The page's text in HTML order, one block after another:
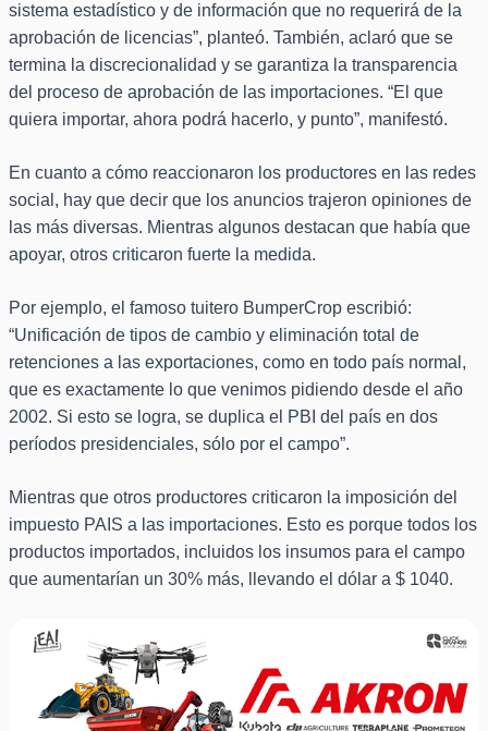
sistema estadístico y de información que no requerirá de la
aprobación de licencias”, planteó. También, aclaró que se
termina la discrecionalidad y se garantiza la transparencia
del proceso de aprobación de las importaciones. “El que
quiera importar, ahora podrá hacerlo, y punto”, manifestó.
En cuanto a cómo reaccionaron los productores en las redes
social, hay que decir que los anuncios trajeron opiniones de
las más diversas. Mientras algunos destacan que había que
apoyar, otros criticaron fuerte la medida.
Por ejemplo, el famoso tuitero BumperCrop escribió:
“Unificación de tipos de cambio y eliminación total de
retenciones a las exportaciones, como en todo país normal,
que es exactamente lo que venimos pidiendo desde el año
2002. Si esto se logra, se duplica el PBI del país en dos
períodos presidenciales, sólo por el campo”.
Mientras que otros productores criticaron la imposición del
impuesto PAIS a las importaciones. Esto es porque todos los
productos importados, incluidos los insumos para el campo
que aumentarían un 30% más, llevando el dólar a $ 1040.